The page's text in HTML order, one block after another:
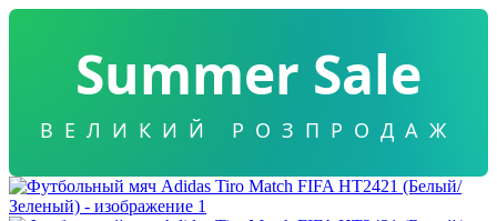
Summer Sale
ВЕЛИКИЙ РОЗПРОДАЖ